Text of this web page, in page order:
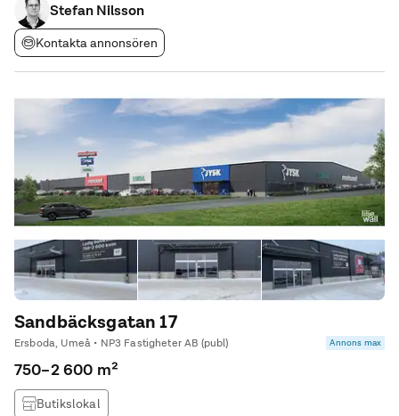
Stefan Nilsson
Kontakta annonsören
Sandbäcksgatan 17
Ersboda, Umeå • NP3 Fastigheter AB (publ) Annons max
750–2 600 m²
Butikslokal